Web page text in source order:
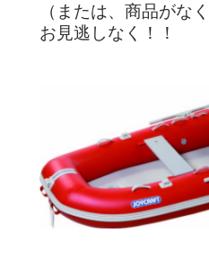
（または、商品がな
お見逃しなく！！